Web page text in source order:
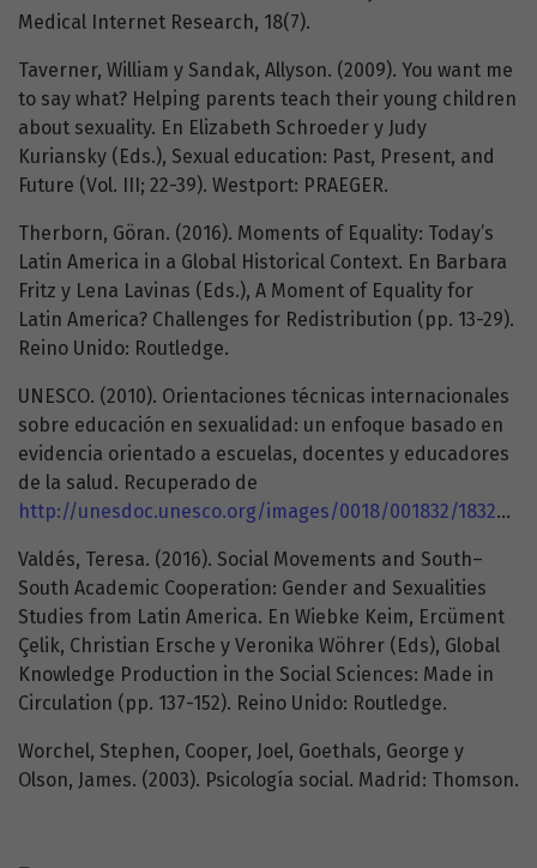
Medical Internet Research, 18(7).
Taverner, William y Sandak, Allyson. (2009). You want me
to say what? Helping parents teach their young children
about sexuality. En Elizabeth Schroeder y Judy
Kuriansky (Eds.), Sexual education: Past, Present, and
Future (Vol. III; 22-39). Westport: PRAEGER.
Therborn, Göran. (2016). Moments of Equality: Today’s
Latin America in a Global Historical Context. En Barbara
Fritz y Lena Lavinas (Eds.), A Moment of Equality for
Latin America? Challenges for Redistribution (pp. 13-29).
Reino Unido: Routledge.
UNESCO. (2010). Orientaciones técnicas internacionales
sobre educación en sexualidad: un enfoque basado en
evidencia orientado a escuelas, docentes y educadores
de la salud. Recuperado de
http://unesdoc.unesco.org/images/0018/001832/183281s.pdf
Valdés, Teresa. (2016). Social Movements and South–
South Academic Cooperation: Gender and Sexualities
Studies from Latin America. En Wiebke Keim, Ercüment
Çelik, Christian Ersche y Veronika Wöhrer (Eds), Global
Knowledge Production in the Social Sciences: Made in
Circulation (pp. 137-152). Reino Unido: Routledge.
Worchel, Stephen, Cooper, Joel, Goethals, George y
Olson, James. (2003). Psicología social. Madrid: Thomson.